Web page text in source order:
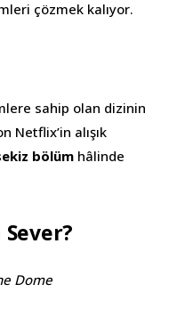
çözmek kalıyor.
sahip olan dizinin
Netflix’in alışık
bölüm hâlinde
Dome